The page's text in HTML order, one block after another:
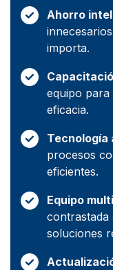
Ahorro
importa.
equipo
eficacia.
Tecnología
procesos
eficientes.
Equipo
contrastada
soluciones